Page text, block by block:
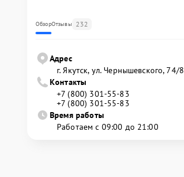
ОбзорОтзывы 232
Адрес
г. Якутск, ул. Чернышевского, 74/8
Контакты
+7 (800) 301-55-83
+7 (800) 301-55-83
Время работы
Работаем с 09:00 до 21:00